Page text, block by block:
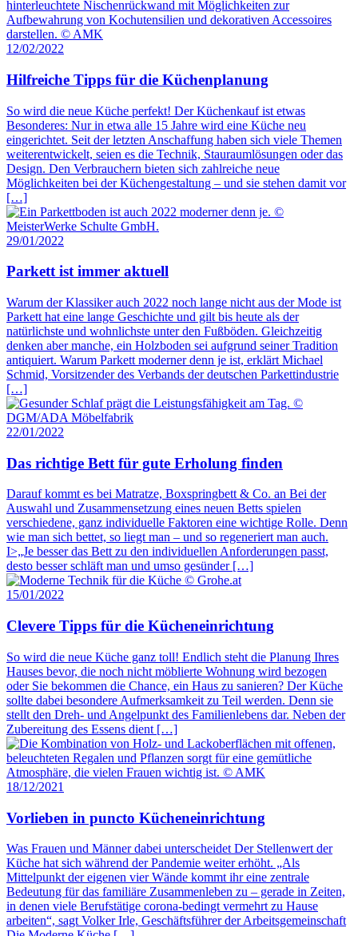
12/02/2022
Hilfreiche Tipps für die Küchenplanung
So wird die neue Küche perfekt! Der Küchenkauf ist etwas
Besonderes: Nur in etwa alle 15 Jahre wird eine Küche neu
eingerichtet. Seit der letzten Anschaffung haben sich viele Themen
weiterentwickelt, seien es die Technik, Stauraumlösungen oder das
Design. Den Verbrauchern bieten sich zahlreiche neue
Möglichkeiten bei der Küchengestaltung – und sie stehen damit vor
[…]
29/01/2022
Parkett ist immer aktuell
Warum der Klassiker auch 2022 noch lange nicht aus der Mode ist
Parkett hat eine lange Geschichte und gilt bis heute als der
natürlichste und wohnlichste unter den Fußböden. Gleichzeitig
denken aber manche, ein Holzboden sei aufgrund seiner Tradition
antiquiert. Warum Parkett moderner denn je ist, erklärt Michael
Schmid, Vorsitzender des Verbands der deutschen Parkettindustrie
[…]
22/01/2022
Das richtige Bett für gute Erholung finden
Darauf kommt es bei Matratze, Boxspringbett & Co. an Bei der
Auswahl und Zusammensetzung eines neuen Betts spielen
verschiedene, ganz individuelle Faktoren eine wichtige Rolle. Denn
wie man sich bettet, so liegt man – und so regeneriert man auch.
I>„Je besser das Bett zu den individuellen Anforderungen passt,
desto besser schläft man und umso gesünder […]
15/01/2022
Clevere Tipps für die Kücheneinrichtung
So wird die neue Küche ganz toll! Endlich steht die Planung Ihres
Hauses bevor, die noch nicht möblierte Wohnung wird bezogen
oder Sie bekommen die Chance, ein Haus zu sanieren? Der Küche
sollte dabei besondere Aufmerksamkeit zu Teil werden. Denn sie
stellt den Dreh- und Angelpunkt des Familienlebens dar. Neben der
Zubereitung des Essens dient […]
18/12/2021
Vorlieben in puncto Kücheneinrichtung
Was Frauen und Männer dabei unterscheidet Der Stellenwert der
Küche hat sich während der Pandemie weiter erhöht. „Als
Mittelpunkt der eigenen vier Wände kommt ihr eine zentrale
Bedeutung für das familiäre Zusammenleben zu – gerade in Zeiten,
in denen viele Berufstätige corona-bedingt vermehrt zu Hause
arbeiten“, sagt Volker Irle, Geschäftsführer der Arbeitsgemeinschaft